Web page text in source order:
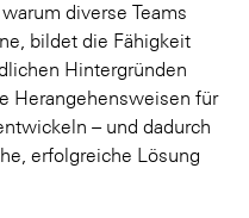
diverse Teams
bildet die Fähigkeit
Hintergründen
Herangehensweisen für
– und dadurch
erfolgreiche Lösung